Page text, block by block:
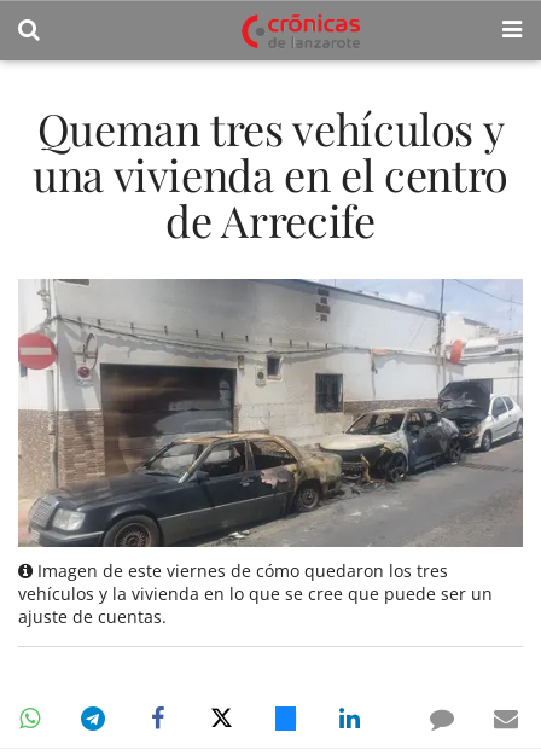
Queman tres vehículos y
una vivienda en el centro
de Arrecife
Imagen de este viernes de cómo quedaron los tres
vehículos y la vivienda en lo que se cree que puede ser un
ajuste de cuentas.